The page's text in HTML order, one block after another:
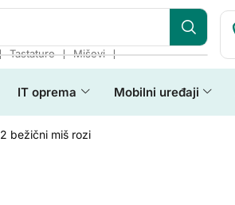
Tastature ❘ Miševi ❘
IT oprema Mobilni uređaji
bežični miš rozi